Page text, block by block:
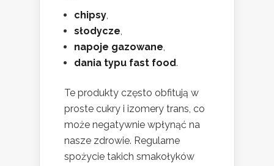
chipsy,
słodycze,
napoje gazowane,
dania typu fast food.
Te produkty często obfitują w
proste cukry i izomery trans, co
może negatywnie wpłynąć na
nasze zdrowie. Regularne
spożycie takich smakołyków